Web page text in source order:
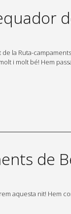
la Ruta-
i molt bé! Hem
de
aquesta nit! Hem